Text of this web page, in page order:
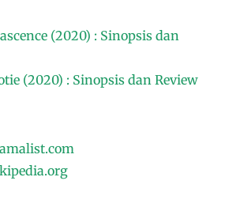
(2020) : Sinopsis dan
(2020) : Sinopsis dan Review